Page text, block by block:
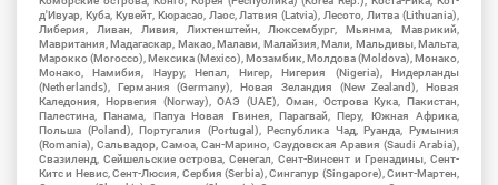
д'Ивуар, Куба, Кувейт, Кюрасао, Лаос, Латвия (Latvia), Лесото, Литва (Lithuania),
Либерия, Ливан, Ливия, Лихтенштейн, Люксембург, Мьянма, Маврикий,
Мавритания, Мадагаскар, Макао, Малави, Малайзия, Мали, Мальдивы, Мальта,
Марокко (Morocco), Мексика (Mexico), Мозамбик, Молдова (Moldova), Монако,
Монако, Намибия, Науру, Непал, Нигер, Нигерия (Nigeria), Нидерланды
(Netherlands), Германия (Germany), Новая Зеландия (New Zealand), Новая
Каледония, Норвегия (Norway), ОАЭ (UAE), Оман, Острова Кука, Пакистан,
Палестина, Панама, Папуа Новая Гвинея, Парагвай, Перу, Южная Африка,
Польша (Poland), Португалия (Portugal), Республика Чад, Руанда, Румыния
(Romania), Сальвадор, Самоа, Сан-Марино, Саудовская Аравия (Saudi Arabia),
Свазиленд, Сейшельские острова, Сенегал, Сент-Винсент и Гренадины, Сент-
Китс и Невис, Сент-Люсия, Сербия (Serbia), Сингапур (Singapore), Синт-Мартен,